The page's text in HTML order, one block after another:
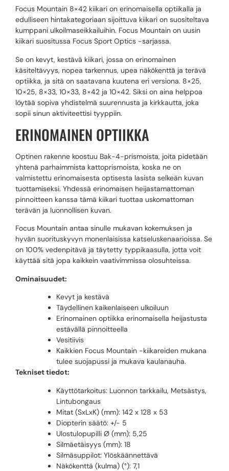
Focus Mountain 8×42 kiikari on erinomaisella optiikalla ja
edulliseen hintakategoriaan sijoittuva kiikari on suositeltava
kumppani ulkoilmaseikkailuihin. Focus Mountain on uusin
kiikari suositussa Focus Sport Optics -sarjassa.
Se on kevyt, kestävä kiikari, jossa on erinomainen
käsiteltävyys, nopea tarkennus, upea näkökenttä ja terävä
optiikka, ja sitä on saatavana kuutena eri versiona. 8×25,
10×25, 8×33, 10×33, 8×42 ja 10×42. Siksi on aina helppoa
löytää sopiva yhdistelmä suurennusta ja kirkkautta, joka
sopii sinun aktiviteettisi tyyppiin.
ERINOMAINEN OPTIIKKA
Optinen rakenne koostuu Bak-4-prismoista, joita pidetään
yhtenä parhaimmista kattoprismoista, koska ne on
valmistettu erinomaisesta optisesta lasista selkeän kuvan
tuottamiseksi. Yhdessä erinomaisen heijastamattoman
pinnoitteen kanssa tämä kiikari tuottaa uskomattoman
terävän ja luonnollisen kuvan.
Focus Mountain antaa sinulle mukavan kokemuksen ja
hyvän suorituskyvyn monenlaisissa katseluskenaarioissa. Se
on 100% vedenpitävä ja täytetty typpikaasulla, jotta voit
käyttää sitä jopa kaikkein vaativimmissa olosuhteissa.
Ominaisuudet:
Kevyt ja kestävä
Täydellinen kaikenlaiseen ulkoiluun
Erinomainen optiikka erinomaisella heijastusta
estävällä pinnoitteella
Vesitiivis
Kaikkien Focus Mountain -kiikareiden mukana
tulee suojapussi ja mukava kaulanauha.
Tekniset tiedot:
Käyttötarkoitus: Luonnon tarkkailu, Metsästys,
Lintubongaus
Mitat (SxLxK) (mm): 142 x 128 x 53
Diopterin säätö: +/- 5
Ulostulopupilli Ø (mm): 5,25
Silmäetäisyys (mm): 18
Silmäsuppilot: Ylöskäännettävä
Näkökenttä (kulma) (°): 7,1